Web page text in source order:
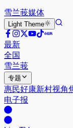
雪兰莪媒体
Light Theme
最新
全国
雪兰莪
专题
惠民好康新村视角
电子报